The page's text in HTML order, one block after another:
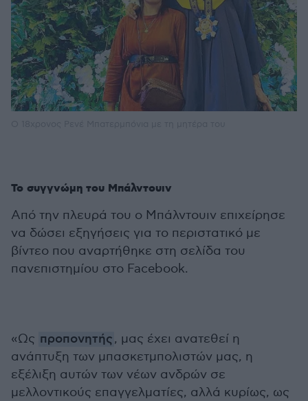
Το συγγνώμη του Μπάλντουιν
Από την πλευρά του ο Μπάλντουιν επιχείρησε
να δώσει εξηγήσεις για το περιστατικό με
βίντεο που αναρτήθηκε στη σελίδα του
πανεπιστημίου στο Facebook.
«Ως προπονητής, μας έχει ανατεθεί η
ανάπτυξη των μπασκετμπολιστών μας, η
εξέλιξη αυτών των νέων ανδρών σε
μελλοντικούς επαγγελματίες, αλλά κυρίως, ως